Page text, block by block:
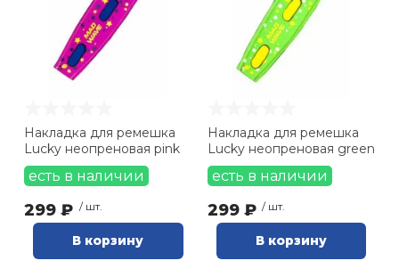
Накладка для ремешка
Lucky неопреновая pink
есть в наличии
299 ₽ / шт.
В корзину
Накладка для ремешка
Lucky неопреновая green
есть в наличии
299 ₽ / шт.
В корзину